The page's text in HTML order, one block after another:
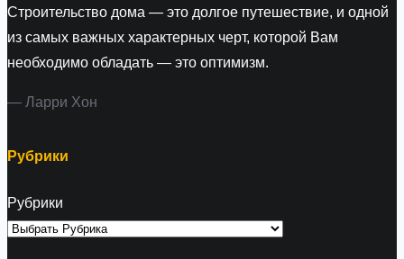
Строительство дома — это долгое путешествие, и одной
из самых важных характерных черт, которой Вам
необходимо обладать — это оптимизм.
— Ларри Хон
Рубрики
Рубрики